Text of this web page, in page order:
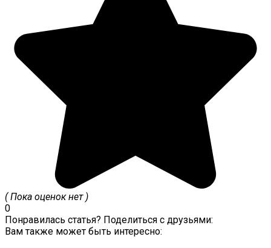
( Пока оценок нет )
0
Понравилась статья? Поделиться с друзьями:
Вам также может быть интересно: